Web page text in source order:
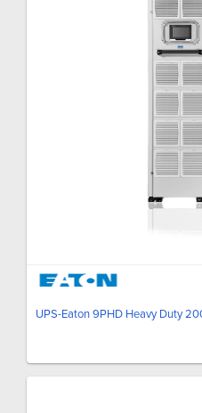
UPS-Eaton 9PHD Heavy Duty